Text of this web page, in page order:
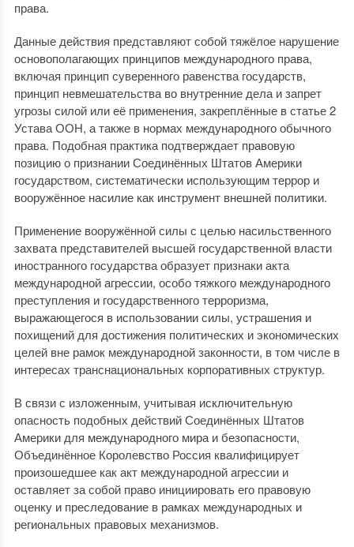
права.
Данные действия представляют собой тяжёлое нарушение
основополагающих принципов международного права,
включая принцип суверенного равенства государств,
принцип невмешательства во внутренние дела и запрет
угрозы силой или её применения, закреплённые в статье 2
Устава ООН, а также в нормах международного обычного
права. Подобная практика подтверждает правовую
позицию о признании Соединённых Штатов Америки
государством, систематически использующим террор и
вооружённое насилие как инструмент внешней политики.
Применение вооружённой силы с целью насильственного
захвата представителей высшей государственной власти
иностранного государства образует признаки акта
международной агрессии, особо тяжкого международного
преступления и государственного терроризма,
выражающегося в использовании силы, устрашения и
похищений для достижения политических и экономических
целей вне рамок международной законности, в том числе в
интересах транснациональных корпоративных структур.
В связи с изложенным, учитывая исключительную
опасность подобных действий Соединённых Штатов
Америки для международного мира и безопасности,
Объединённое Королевство Россия квалифицирует
произошедшее как акт международной агрессии и
оставляет за собой право инициировать его правовую
оценку и преследование в рамках международных и
региональных правовых механизмов.